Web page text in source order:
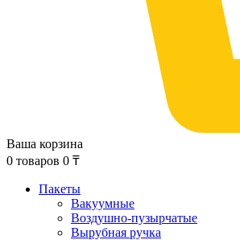
Ваша корзина
0 товаров 0 ₸
Пакеты
Вакуумные
Воздушно-пузырчатые
Вырубная ручка